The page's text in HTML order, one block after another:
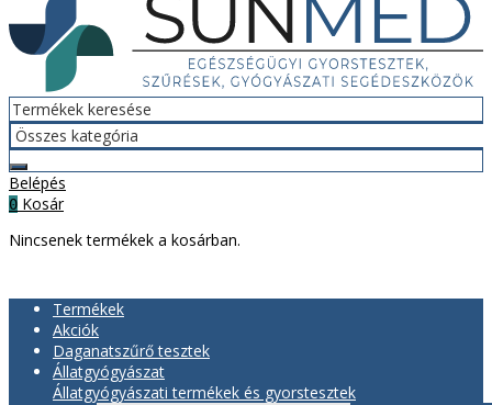
Belépés
0 Kosár
Nincsenek termékek a kosárban.
Termékek
Akciók
Daganatszűrő tesztek
Állatgyógyászat
Állatgyógyászati termékek és gyorstesztek